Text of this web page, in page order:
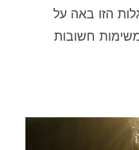
הזו באה על
חשובות